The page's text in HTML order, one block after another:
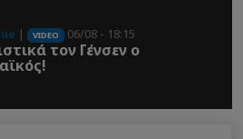
| VIDEO 06/08 - 18:15
τον Γένσεν ο